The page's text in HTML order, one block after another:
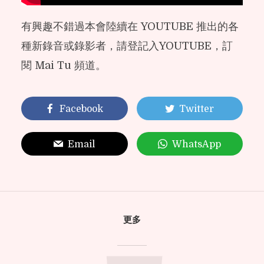
有興趣不錯過本會陸續在 YOUTUBE 推出的各
種新錄音或錄影者，請登記入YOUTUBE，訂
閱 Mai Tu 頻道。
Facebook Twitter
Email WhatsApp
更多